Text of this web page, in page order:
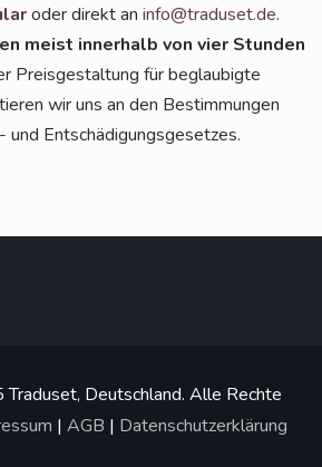
oder direkt aninfo@traduset.de.
meist inner­halb von vier Stun­den
Preis­ge­stal­tung für beglau­big­te
wir uns an den Bestim­mun­gen
und Ent­schä­di­gungs­ge­set­zes.
Deutschland. Alle Rechte
|AGB | Datenschutzerklärung